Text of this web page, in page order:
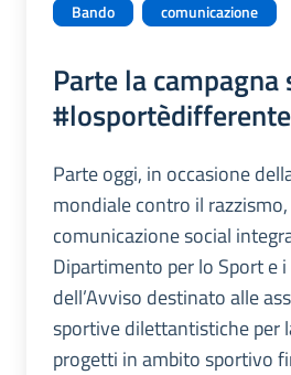
Bando comunicazione
Parte la campagna
#losportèdifferente
Parte oggi, in occasione
mondiale contro il
comunicazione social
Dipartimento per lo Sport e
dell’Avviso destinato alle
sportive dilettantistiche per
progetti in ambito sportivo